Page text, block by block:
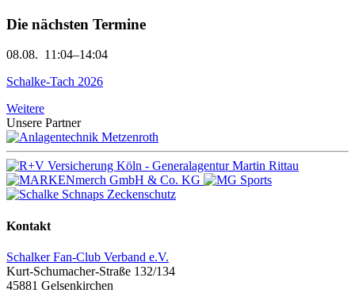
Die nächsten Termine
08.08. 11:04–14:04
Schalke-Tach 2026
Weitere
Unsere Partner
Kontakt
Schalker Fan-Club Verband e.V.
Kurt-Schumacher-Straße 132/134
45881 Gelsenkirchen